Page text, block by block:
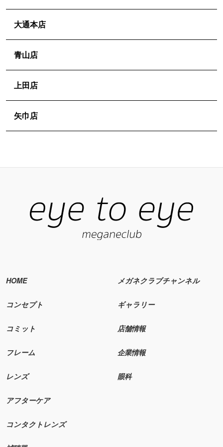
ン
大通本店
青山店
上田店
矢巾店
HOME
コンセプト
コミット
フレーム
レンズ
アフターケア
コンタクトレンズ
メガネクラブチャンネル
ギャラリー
店舗情報
企業情報
眼科